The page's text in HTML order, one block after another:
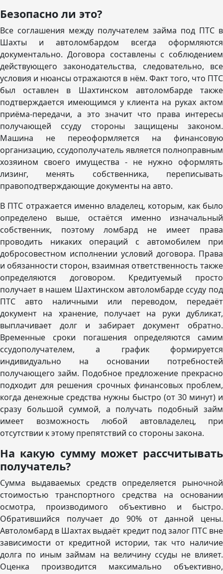
Безопасно ли это?
Все соглашения между получателем займа под ПТС в
Шахты и автоломбардом всегда оформляются
документально. Договора составлены с соблюдением
действующего законодательства, следовательно, все
условия и нюансы отражаются в нём. Факт того, что ПТС
был оставлен в Шахтинском автоломбарде также
подтверждается имеющимся у клиента на руках актом
приёма-передачи, а это значит что права интересы
получающей ссуду стороны защищены законом.
Машина не переоформляется на финансовую
организацию, ссудополучатель является полноправным
хозяином своего имущества - не нужно оформлять
лизинг, менять собственника, переписывать
правоподтверждающие документы на авто.
В ПТС отражается именно владелец, которым, как было
определено выше, остаётся именно изначальный
собственник, поэтому ломбард не имеет права
проводить никаких операций с автомобилем при
добросовестном исполнении условий договора. Права
и обязанности сторон, взаимная ответственность также
определяются договором. Кредитуемый просто
получает в нашем Шахтинском автоломбарде ссуду под
ПТС авто наличными или переводом, передаёт
документ на хранение, получает на руки дубликат,
выплачивает долг и забирает документ обратно.
Временные сроки погашения определяются самим
ссудополучателем, а график формируется
индивидуально на основании потребностей
получающего займ. Подобное предложение прекрасно
подходит для решения срочных финансовых проблем,
когда денежные средства нужны быстро (от 30 минут) и
сразу большой суммой, а получать подобный займ
имеет возможность любой автовладелец, при
отсутствии к этому препятствий со стороны закона.
На какую сумму может рассчитывать
получатель?
Сумма выдаваемых средств определяется рыночной
стоимостью транспортного средства на основании
осмотра, производимого объективно и быстро.
Обратившийся получает до 90% от данной цены.
Автоломбард в Шахтах выдаёт кредит под залог ПТС вне
зависимости от кредитной истории, так что наличие
долга по иным займам на величину ссуды не влияет.
Оценка производится максимально объективно,